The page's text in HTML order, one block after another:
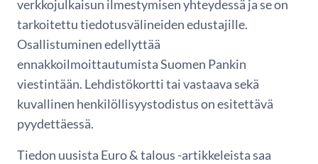
verkkojulkaisun ilmestymisen yhteydessä ja se on
tarkoitettu tiedotusvälineiden edustajille.
Osallistuminen edellyttää
ennakkoilmoittautumista Suomen Pankin
viestintään. Lehdistökortti tai vastaava sekä
kuvallinen henkilöllisyystodistus on esitettävä
pyydettäessä.
Tiedon uusista Euro & talous -artikkeleista saa